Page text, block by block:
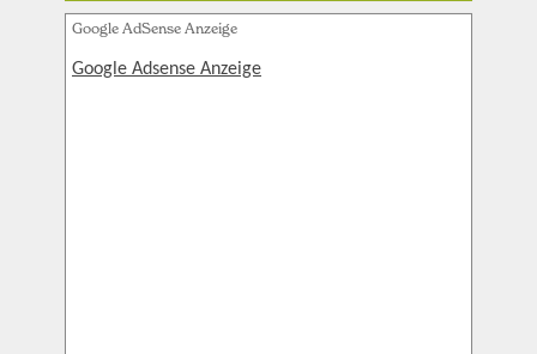
Google AdSense Anzeige
Google Adsense Anzeige